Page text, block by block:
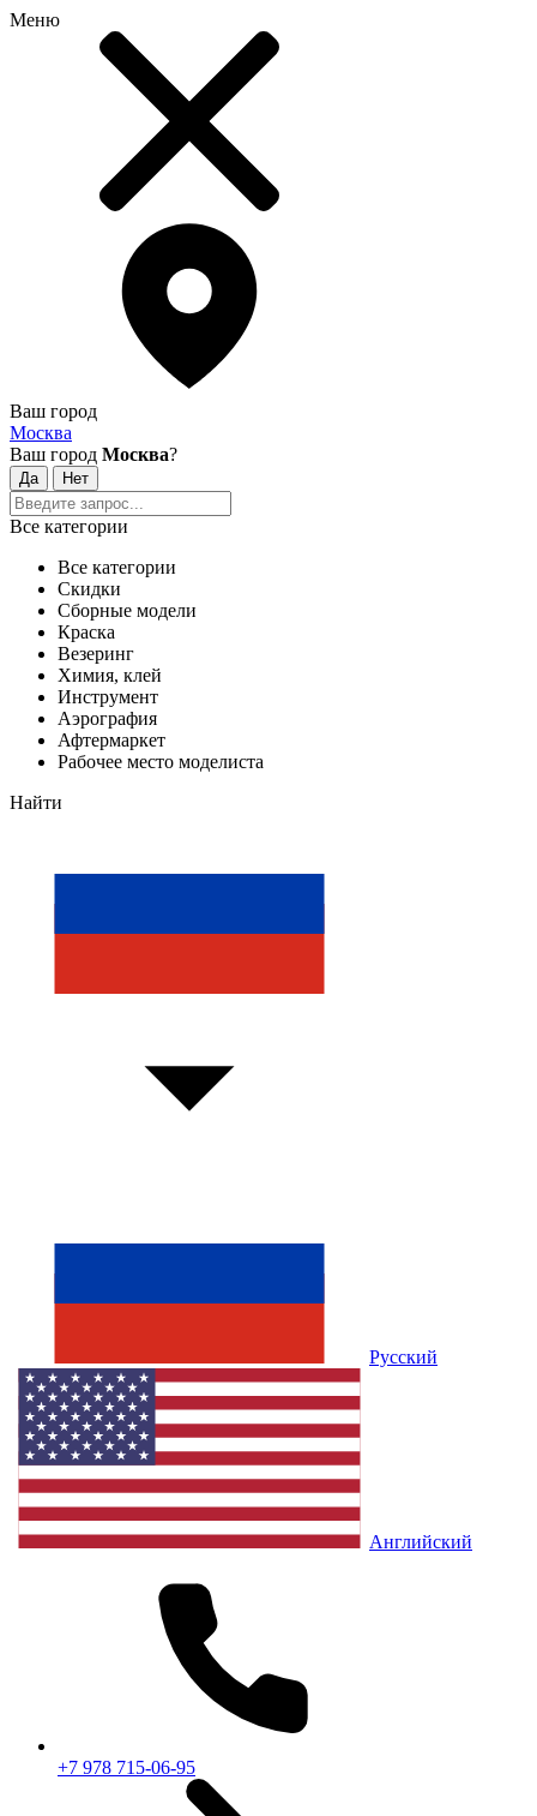
Меню
Ваш город
Москва
Ваш город Москва?
Все категории
Все категории
Скидки
Сборные модели
Краска
Везеринг
Химия, клей
Инструмент
Аэрография
Афтермаркет
Рабочее место моделиста
Найти
Русский
Английский
+7 978 715-06-95